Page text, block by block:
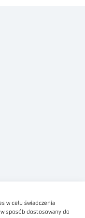
w celu świadczenia
sposób dostosowany do